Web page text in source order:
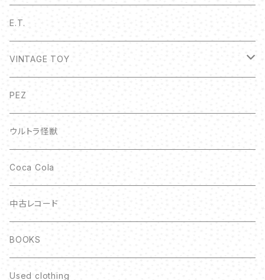
E.T.
VINTAGE TOY
ボトルキャップ
PEZ
ウルトラ怪獣
Coca Cola
中古レコード
BOOKS
Used clothing